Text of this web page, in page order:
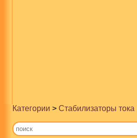
Категории > Стабилизаторы тока